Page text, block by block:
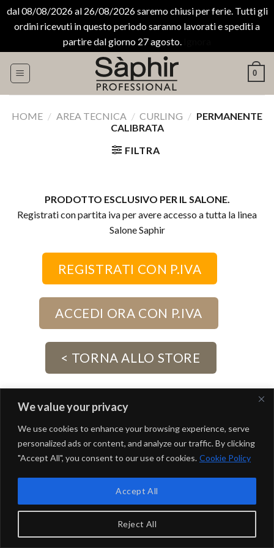
We value your privacy
We use cookies to enhance your browsing experience, serve
personalized ads or content, and analyze our traffic. By clicking
"Accept All", you consent to our use of cookies. Cookie Policy
Reject All
Accept All
dal 08/08/2026 al 26/08/2026 saremo chiusi per ferie. Tutti gli
ordini ricevuti in questo periodo saranno lavorati e spediti a
partire dal giorno 27 agosto.
0
HOME / AREA TECNICA / CURLING / PERMANENTE
CALIBRATA
FILTRA
PRODOTTO ESCLUSIVO PER IL SALONE.
Registrati con partita iva per avere accesso a tutta la linea
Salone Saphir
REGISTRATI CON P.IVA
ACCEDI ORA CON P.IVA
< TORNA ALLO STORE
Copyright 2026 ©Saphir Professional- Naico srl | P.IVA
15026241998